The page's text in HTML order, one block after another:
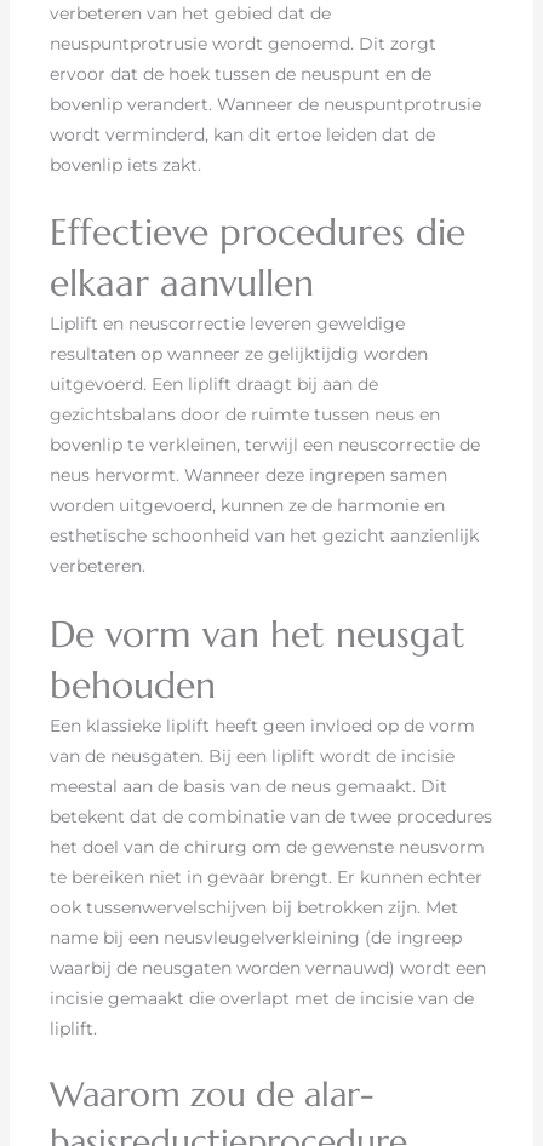
verbeteren van het gebied dat de
neuspuntprotrusie wordt genoemd. Dit zorgt
ervoor dat de hoek tussen de neuspunt en de
bovenlip verandert. Wanneer de neuspuntprotrusie
wordt verminderd, kan dit ertoe leiden dat de
bovenlip iets zakt.
Effectieve procedures die
elkaar aanvullen
Liplift en neuscorrectie leveren geweldige
resultaten op wanneer ze gelijktijdig worden
uitgevoerd. Een liplift draagt bij aan de
gezichtsbalans door de ruimte tussen neus en
bovenlip te verkleinen, terwijl een neuscorrectie de
neus hervormt. Wanneer deze ingrepen samen
worden uitgevoerd, kunnen ze de harmonie en
esthetische schoonheid van het gezicht aanzienlijk
verbeteren.
De vorm van het neusgat
behouden
Een klassieke liplift heeft geen invloed op de vorm
van de neusgaten. Bij een liplift wordt de incisie
meestal aan de basis van de neus gemaakt. Dit
betekent dat de combinatie van de twee procedures
het doel van de chirurg om de gewenste neusvorm
te bereiken niet in gevaar brengt. Er kunnen echter
ook tussenwervelschijven bij betrokken zijn. Met
name bij een neusvleugelverkleining (de ingreep
waarbij de neusgaten worden vernauwd) wordt een
incisie gemaakt die overlapt met de incisie van de
liplift.
Waarom zou de alar-